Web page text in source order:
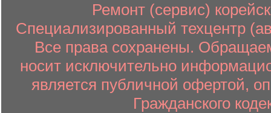
Ремонт (сервис)
Специализированный техцентр
Все права сохранены.
носит исключительно
является публичной офертой,
Гражданского